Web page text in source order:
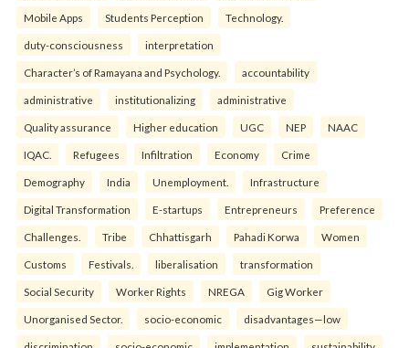
Mobile Apps Students Perception Technology.
duty-consciousness interpretation
Character’s of Ramayana and Psychology. accountability
administrative institutionalizing administrative
Quality assurance Higher education UGC NEP NAAC
IQAC. Refugees Infiltration Economy Crime
Demography India Unemployment. Infrastructure
Digital Transformation E-startups Entrepreneurs Preference
Challenges. Tribe Chhattisgarh Pahadi Korwa Women
Customs Festivals. liberalisation transformation
Social Security Worker Rights NREGA Gig Worker
Unorganised Sector. socio-economic disadvantages—low